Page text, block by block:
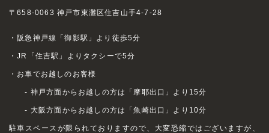
〒658-0063 神戸市東灘区住吉山手4-7-28
・阪急神戸線「御影駅」より徒歩5分
・JR「住吉駅」よりタクシーで5分
・お車でお越しのお客様
- 神戸方面からお越しの方は「摩耶出口」より15分
- 大阪方面からお越しの方は「魚崎出口」より10分
駐車スペースが限られておりますので、大変恐縮ではございますが、